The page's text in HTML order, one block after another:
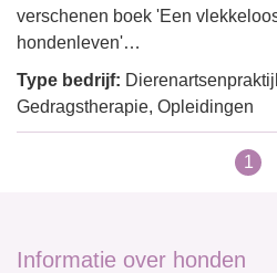
verschenen boek 'Een
hondenleven'…
Type bedrijf:
Gedragstherapie, Opleidingen
1
Informatie over honden